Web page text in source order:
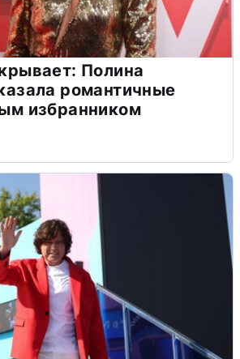
Полина
романтичные
избранником